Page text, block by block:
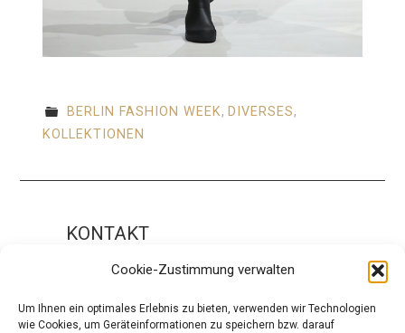
Cookie-Zustimmung verwalten
Um Ihnen ein optimales Erlebnis zu bieten, verwenden wir Technologien
wie Cookies, um Geräteinformationen zu speichern bzw. darauf
BERLIN FASHION WEEK, DIVERSES,
KOLLEKTIONEN
KONTAKT
Impressum
ÜBER UNS